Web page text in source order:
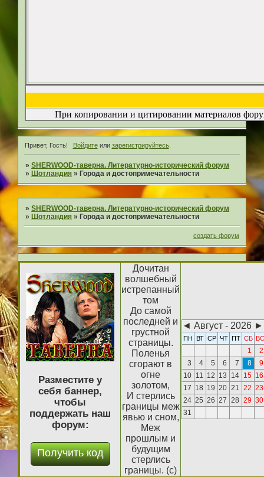
При копировании и цитировании материалов
Привет, Гость! Войдитеили зарегистрируйтесь.
»SHERWOOD-таверна. Литературно-исторический форум
»Шотландия »Города и достопримечательности
»SHERWOOD-таверна. Литературно-исторический форум
» Шотландия » Города и достопримечательности
создать форум
Разместите у
себя баннер,
чтобы
поддержать наш
форум:
Дочитан
волшебный
истрепанный
том
До самой
последней и
грустной
страницы.
Поленья
сгорают в
огне
золотом,
И стерлись
границы меж
явью и сном,
Меж
прошлым и
будущим
стерлись
границы. (с)
◄ Август - 2026 ►
ПН ВТ СР ЧТ ПТ СБ ВС
1
2
3
4 5 6 7 8
9
10 11 12 13 14 15 16
17 18 19 20 21 22 23
24 25 26 27 28 29 30
31